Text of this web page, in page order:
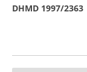
DHMD 1997/2363